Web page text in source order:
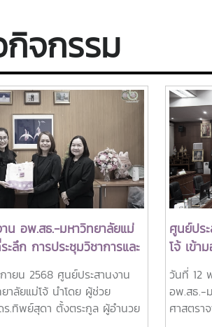
กิจกรรม
น อพ.สธ.-มหาวิทยาลัยแม่
ลึก การประชุมวิชาการและ
ที่ 12 ทรัพยากรไทย : หวน
น แทนคำขอบคุณ สำหรับ
ยน 2568 ศูนย์ประสานงาน
าลัยแม่โจ้ นำโดย ผู้ช่วย
ร.ทิพย์สุดา ตั้งตระกูล ผู้อำนวย
ศูนย์ปร
โจ้ เข้า
วิชากา
“ทรัพย
เพื่อแส
วันที่ 12
อพ.สธ.-
ศาสตรา